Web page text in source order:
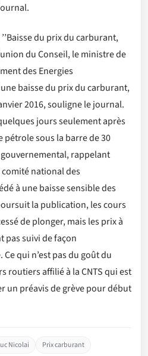
du prix du carburant,
du Conseil, le ministre de
des Energies
baisse du prix du carburant,
2016, souligne le journal.
jours seulement après
sous la barre de 30
rappelant
comité national des
à une baisse sensible des
la publication, les cours
de plonger, mais les prix à
pas suivi de façon
qui n’est pas du goût du
routiers affilié à la CNTS qui est
un préavis de grève pour début
Nicolai
Prix carburant